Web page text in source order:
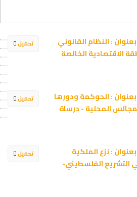
تحميل
: النظام القانوني
الاقتصادية الخالصة
تحميل
: الحوكمة ودورها
المحلية - درساة
تحميل
: نزع الملكية
الفلسطيني-